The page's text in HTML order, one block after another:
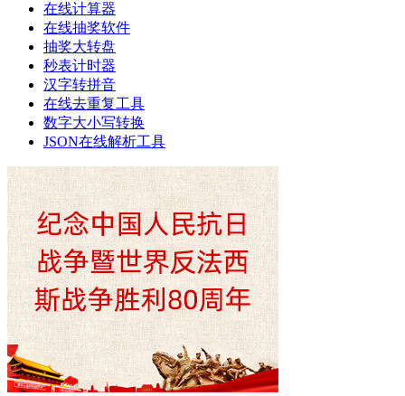
在线计算器
在线抽奖软件
抽奖大转盘
秒表计时器
汉字转拼音
在线去重复工具
数字大小写转换
JSON在线解析工具